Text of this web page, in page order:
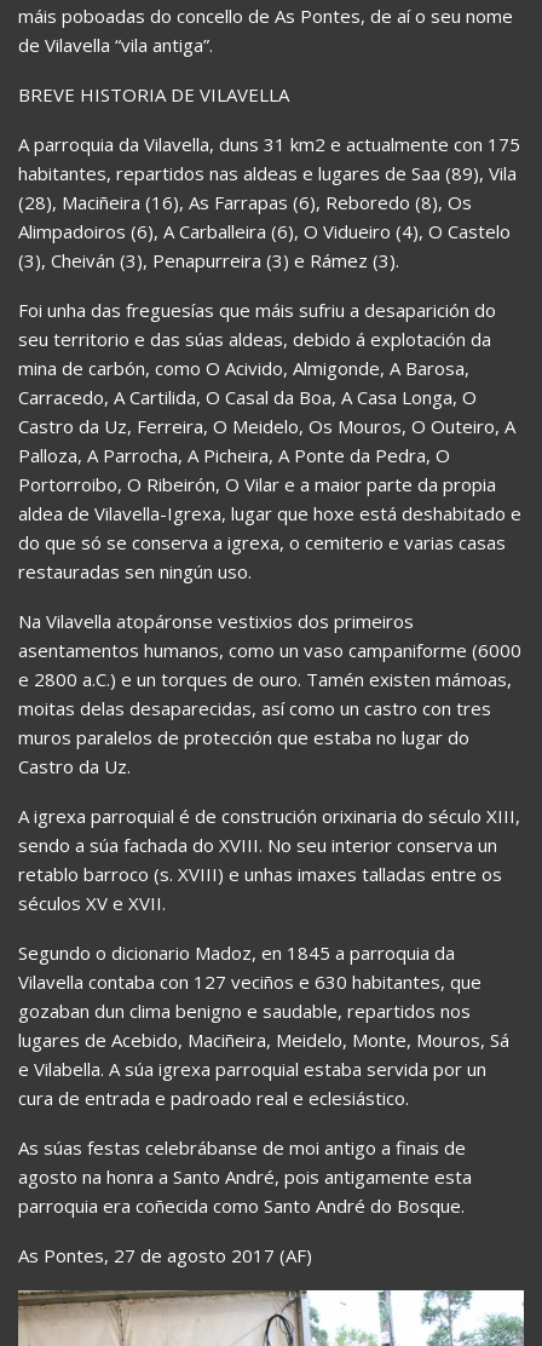
máis poboadas do concello de As Pontes, de aí o seu nome
de Vilavella “vila antiga”.
BREVE HISTORIA DE VILAVELLA
A parroquia da Vilavella, duns 31 km2 e actualmente con 175
habitantes, repartidos nas aldeas e lugares de Saa (89), Vila
(28), Maciñeira (16), As Farrapas (6), Reboredo (8), Os
Alimpadoiros (6), A Carballeira (6), O Vidueiro (4), O Castelo
(3), Cheiván (3), Penapurreira (3) e Rámez (3).
Foi unha das freguesías que máis sufriu a desaparición do
seu territorio e das súas aldeas, debido á explotación da
mina de carbón, como O Acivido, Almigonde, A Barosa,
Carracedo, A Cartilida, O Casal da Boa, A Casa Longa, O
Castro da Uz, Ferreira, O Meidelo, Os Mouros, O Outeiro, A
Palloza, A Parrocha, A Picheira, A Ponte da Pedra, O
Portorroibo, O Ribeirón, O Vilar e a maior parte da propia
aldea de Vilavella-Igrexa, lugar que hoxe está deshabitado e
do que só se conserva a igrexa, o cemiterio e varias casas
restauradas sen ningún uso.
Na Vilavella atopáronse vestixios dos primeiros
asentamentos humanos, como un vaso campaniforme (6000
e 2800 a.C.) e un torques de ouro. Tamén existen mámoas,
moitas delas desaparecidas, así como un castro con tres
muros paralelos de protección que estaba no lugar do
Castro da Uz.
A igrexa parroquial é de construción orixinaria do século XIII,
sendo a súa fachada do XVIII. No seu interior conserva un
retablo barroco (s. XVIII) e unhas imaxes talladas entre os
séculos XV e XVII.
Segundo o dicionario Madoz, en 1845 a parroquia da
Vilavella contaba con 127 veciños e 630 habitantes, que
gozaban dun clima benigno e saudable, repartidos nos
lugares de Acebido, Maciñeira, Meidelo, Monte, Mouros, Sá
e Vilabella. A súa igrexa parroquial estaba servida por un
cura de entrada e padroado real e eclesiástico.
As súas festas celebrábanse de moi antigo a finais de
agosto na honra a Santo André, pois antigamente esta
parroquia era coñecida como Santo André do Bosque.
As Pontes, 27 de agosto 2017 (AF)